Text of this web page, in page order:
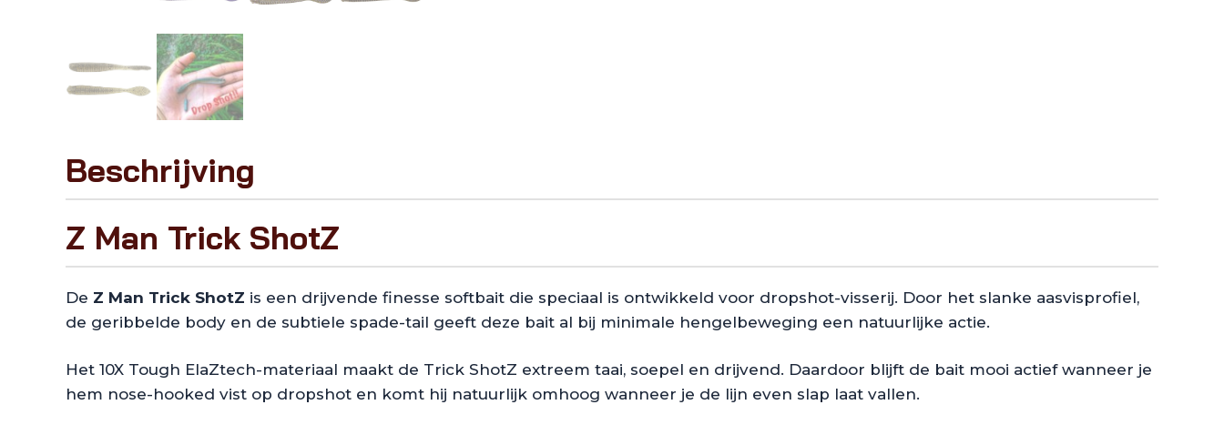
Beschrijving
Z Man Trick ShotZ
De Z Man Trick ShotZ is een drijvende finesse softbait die speciaal is ontwikkeld voor dropshot-visserij. Door het slanke aasvisprofiel,
de geribbelde body en de subtiele spade-tail geeft deze bait al bij minimale hengelbeweging een natuurlijke actie.
Het 10X Tough ElaZtech-materiaal maakt de Trick ShotZ extreem taai, soepel en drijvend. Daardoor blijft de bait mooi actief wanneer je
hem nose-hooked vist op dropshot en komt hij natuurlijk omhoog wanneer je de lijn even slap laat vallen.